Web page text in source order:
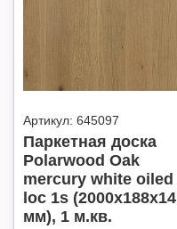
Артикул: 645097
Паркетная доска
Polarwood Oak
mercury white oiled
loc 1s (2000x188x14
мм), 1 м.кв.